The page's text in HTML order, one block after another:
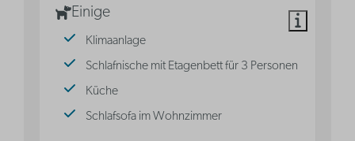
Einige
Klimaanlage
Schlafnische mit Etagenbett für 3 Personen
Küche
Schlafsofa im Wohnzimmer